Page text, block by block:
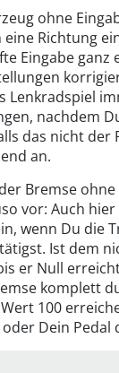
ohne
Richtung
Eingabe ganz
Lenkradspiel
nachdem
das nicht der
an.
Bremse
vor: Auch
wenn Du die
Ist dem
er Null
komplett
100
Dein Pedal